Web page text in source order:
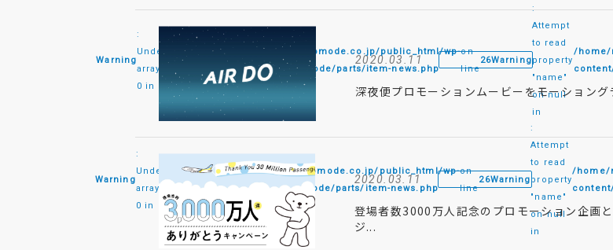
2020.03.11
Warning
:
Undefined
array key
0 in
/home/monomode/monomode.co.jp/public_html/wp-
content/themes/monomode/parts/item-news.php
on
line
26Warning
:
Attempt
to read
property
"name"
on null
in
/home/
深夜便プロモーションムービーをモーション
2020.03.11
Warning
:
Undefined
array key
0 in
/home/monomode/monomode.co.jp/public_html/wp-
content/themes/monomode/parts/item-news.php
on
line
26Warning
:
Attempt
to read
property
"name"
on null
in
/home/
登場者数3000万人記念のプロモーション企画
ジ...